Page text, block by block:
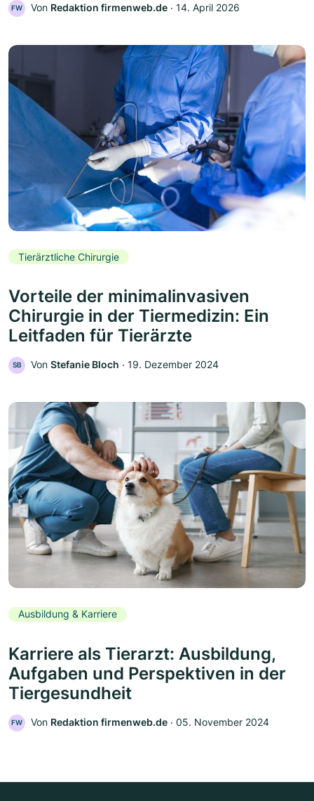
FW Von Redaktion firmenweb.de ‧ 14. April 2026
Tierärztliche Chirurgie
Vorteile der minimalinvasiven
Chirurgie in der Tiermedizin: Ein
Leitfaden für Tierärzte
SB Von Stefanie Bloch ‧ 19. Dezember 2024
Ausbildung & Karriere
Karriere als Tierarzt: Ausbildung,
Aufgaben und Perspektiven in der
Tiergesundheit
FW Von Redaktion firmenweb.de ‧ 05. November 2024